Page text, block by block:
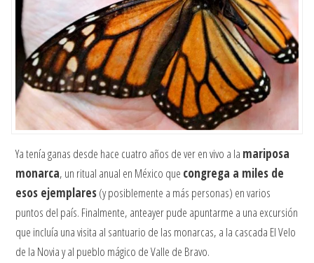
Ya tenía ganas desde hace cuatro años de ver en vivo a la mariposa
monarca, un ritual anual en México que congrega a miles de
esos ejemplares(y posiblemente a más personas) en varios
puntos del país. Finalmente, anteayer pude apuntarme a una excursión
que incluía una visita al santuario de las monarcas, a la cascada El Velo
de la Novia y al pueblo mágico de Valle de Bravo.